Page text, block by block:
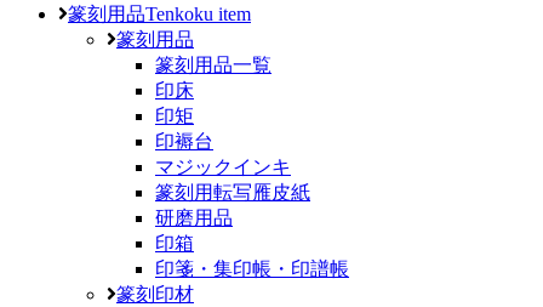
篆刻用品Tenkoku item
篆刻用品
篆刻用品一覧
印床
印矩
印褥台
マジックインキ
篆刻用転写雁皮紙
研磨用品
印箱
印箋・集印帳・印譜帳
篆刻印材